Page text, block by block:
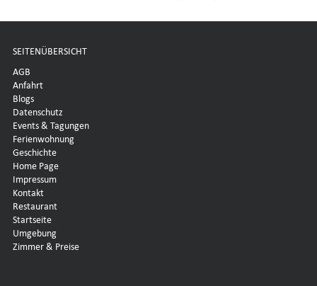
SEITENÜBERSICHT
AGB
Anfahrt
Blogs
Datenschutz
Events & Tagungen
Ferienwohnung
Geschichte
Home Page
Impressum
Kontakt
Restaurant
Startseite
Umgebung
Zimmer & Preise